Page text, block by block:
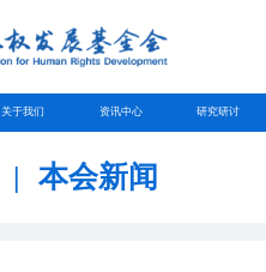
关于我们 资讯中心 研究研讨
| 本会新闻